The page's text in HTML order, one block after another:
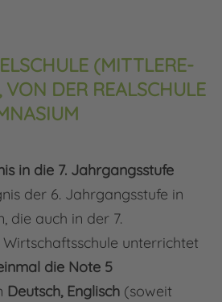
(MITTLERE-
VON DER REALSCHULE
in die 7. Jahrgangsstufe
der 6. Jahrgangsstufe in
die auch in der 7.
unterrichtet
die Note 5
Deutsch, Englisch (soweit